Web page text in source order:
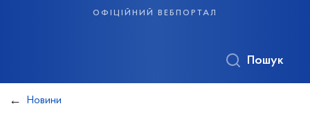
офіційний вебпортал
Пошук
Новини